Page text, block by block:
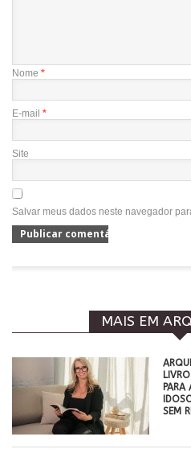
Nome *
E-mail *
Site
Salvar meus dados neste navegador
MAIS EM
PARA
SEM